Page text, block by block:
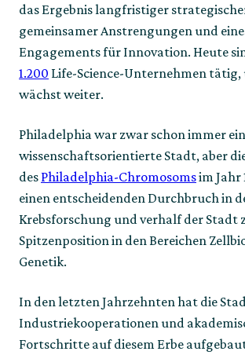
das Ergebnis langfristiger
gemeinsamer Anstrengungen und
Engagements für Innovation. Heute
1.200 Life-Science-Unternehmen tätig,
wächst weiter.
Philadelphia war zwar schon immer
wissenschaftsorientierte Stadt, aber
des Philadelphia-Chromosomsim Jahr
einen entscheidenden Durchbruch in
Krebsforschung und verhalf der Stadt
Spitzenposition in den Bereichen
Genetik.
In den letzten Jahrzehnten hat die
Industriekooperationen und
Fortschritte auf diesem Erbe